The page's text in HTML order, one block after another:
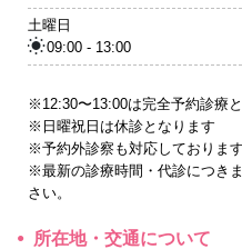
土曜日
09:00 - 13:00
※12:30〜13:00は完全予約診療
※日曜祝日は休診となります
※予約外診察も対応しております
※最新の診療時間・代診につき
さい。
所在地・交通について